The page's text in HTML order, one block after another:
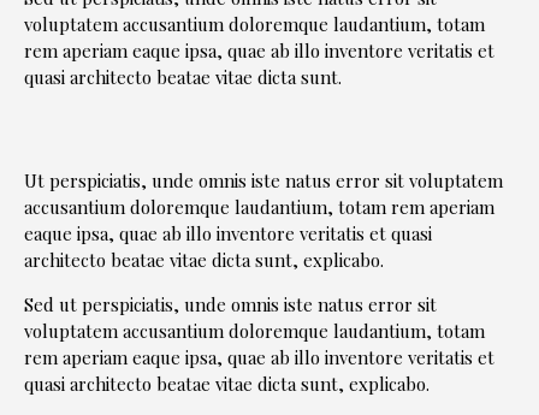
voluptatem accusantium doloremque laudantium, totam
rem aperiam eaque ipsa, quae ab illo inventore veritatis et
quasi architecto beatae vitae dicta sunt.
Ut perspiciatis, unde omnis iste natus error sit voluptatem
accusantium doloremque laudantium, totam rem aperiam
eaque ipsa, quae ab illo inventore veritatis et quasi
architecto beatae vitae dicta sunt, explicabo.
Sed ut perspiciatis, unde omnis iste natus error sit
voluptatem accusantium doloremque laudantium, totam
rem aperiam eaque ipsa, quae ab illo inventore veritatis et
quasi architecto beatae vitae dicta sunt, explicabo.